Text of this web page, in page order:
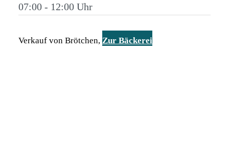
07:00 - 12:00
Verkauf von Brötchen, Zur Bäckerei